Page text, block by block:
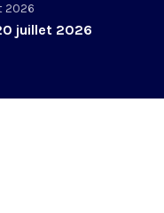
2026
juillet 2026